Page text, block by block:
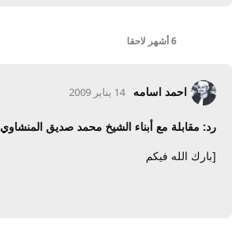
6 أشهر لاحقا
احمد اسامه 14 يناير 2009
رد: مقابلة مع أبناء الشيخ محمد صديق المنشاوي
[بارك الله فيكم